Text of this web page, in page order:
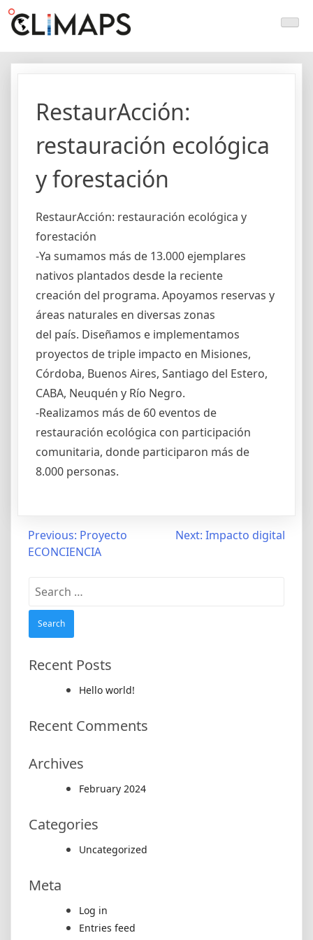
Skip
Climaps.org
Mapas de acción climática en Latinoamérica y el caribe
RestaurAcción:
restauración ecológica
y forestación
RestaurAcción: restauración ecológica y
forestación
-Ya sumamos más de 13.000 ejemplares
nativos plantados desde la reciente
creación del programa. Apoyamos reservas y
áreas naturales en diversas zonas
del país. Diseñamos e implementamos
proyectos de triple impacto en Misiones,
Córdoba, Buenos Aires, Santiago del Estero,
CABA, Neuquén y Río Negro.
-Realizamos más de 60 eventos de
restauración ecológica con participación
comunitaria, donde participaron más de
8.000 personas.
Post
navigation
Previous: Proyecto
ECONCIENCIA
Next: Impacto digital
Search
for:
Recent Posts
Hello world!
Recent Comments
Archives
February 2024
Categories
Uncategorized
Meta
Log in
Entries feed